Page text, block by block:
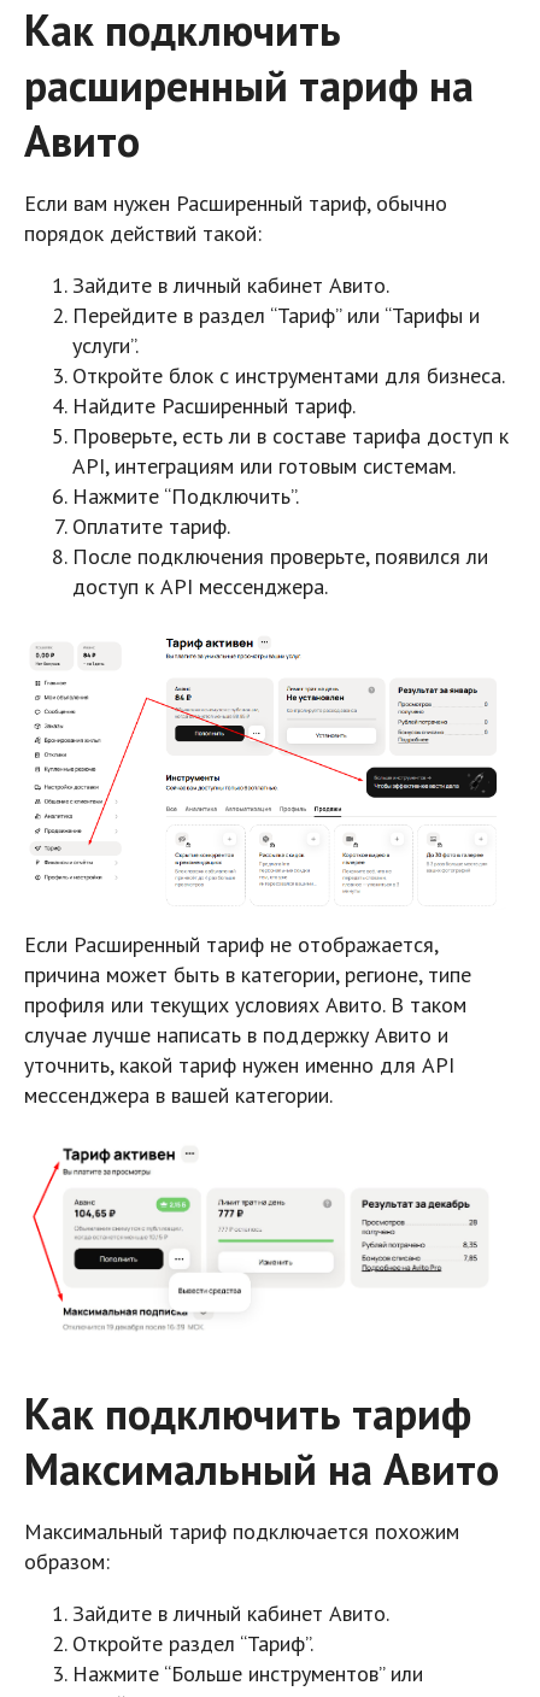
Как подключить
расширенный тариф на
Авито
Если вам нужен Расширенный тариф, обычно
порядок действий такой:
Зайдите в личный кабинет Авито.
Перейдите в раздел “Тариф” или “Тарифы и
услуги”.
Откройте блок с инструментами для бизнеса.
Найдите Расширенный тариф.
Проверьте, есть ли в составе тарифа доступ к
API, интеграциям или готовым системам.
Нажмите “Подключить”.
Оплатите тариф.
После подключения проверьте, появился ли
доступ к API мессенджера.
Если Расширенный тариф не отображается,
причина может быть в категории, регионе, типе
профиля или текущих условиях Авито. В таком
случае лучше написать в поддержку Авито и
уточнить, какой тариф нужен именно для API
мессенджера в вашей категории.
Как подключить тариф
Максимальный на Авито
Максимальный тариф подключается похожим
образом:
Зайдите в личный кабинет Авито.
Откройте раздел “Тариф”.
Нажмите “Больше инструментов” или